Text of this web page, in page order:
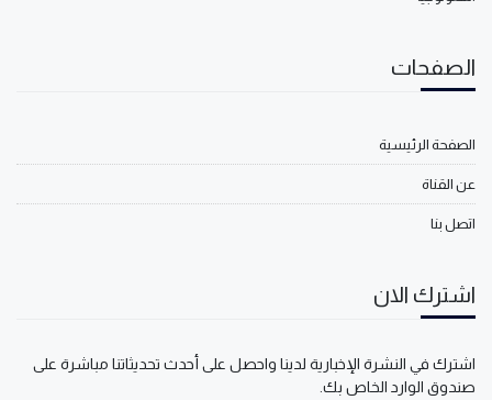
الصفحات
الصفحة الرئيسية
عن القناة
اتصل بنا
اشترك الان
اشترك في النشرة الإخبارية لدينا واحصل على أحدث تحديثاتنا مباشرة على
صندوق الوارد الخاص بك.